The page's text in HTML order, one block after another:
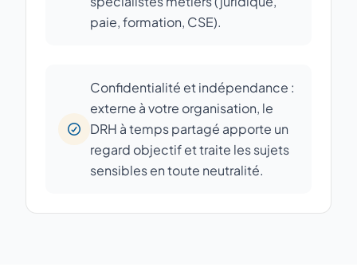
paie, formation, CSE).
Confidentialité et indépendance :
externe à votre organisation, le
DRH à temps partagé apporte un
regard objectif et traite les sujets
sensibles en toute neutralité.